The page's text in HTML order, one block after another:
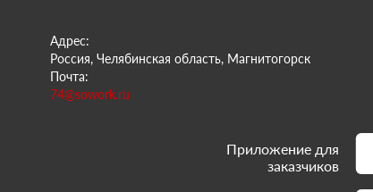
Адрес:
Россия, Челябинская область, Магнитогорск
Почта:
74@sowork.ru
Приложение для
заказчиков